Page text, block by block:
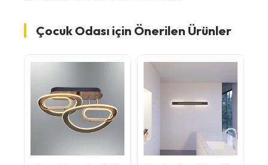
Çocuk Odası için Önerilen Ürünler